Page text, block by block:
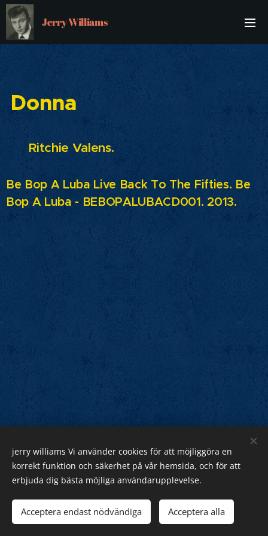
Jerry Williams
Donna
Ritchie Valens.
Be Bop A Luba Live Back To The Fifties. Be
Bop A Luba - BEBOPALUBACD001. 2013.
Jerry Williams
Sveriges Rock Kung.
Webnode Cookies
jerry williams Vi använder cookies för att möjliggöra en
korrekt funktion och säkerhet på vår hemsida, och för att
erbjuda dig bästa möjliga användarupplevelse.
Acceptera endast nödvändiga Acceptera alla